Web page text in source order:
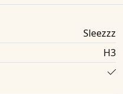
Sleezzz
H3